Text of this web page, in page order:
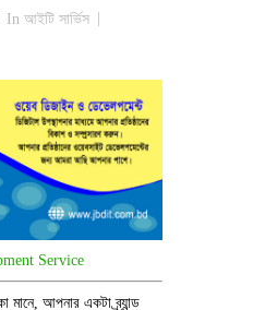
In আইটি সার্ভিস
Service
মানে, আপনার একটা ব্র্যান্ড